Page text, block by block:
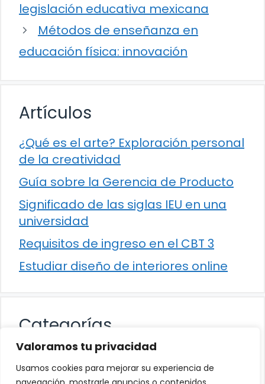
Valoramos tu privacidad
Usamos cookies para mejorar su experiencia de
legislación educativa mexicana
Métodos de enseñanza en
educación física: innovación
Artículos
¿Qué es el arte? Exploración personal
de la creatividad
Guía sobre la Gerencia de Producto
Significado de las siglas IEU en una
universidad
Requisitos de ingreso en el CBT 3
Estudiar diseño de interiores online
Categorías
Cultura
Educación